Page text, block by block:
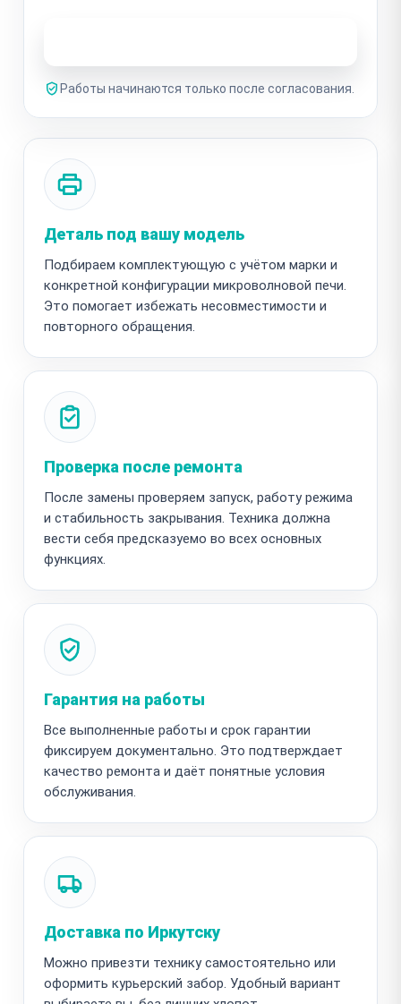
Работы начинаются только после согласования.
Деталь под вашу модель
Подбираем комплектующую с учётом марки и
конкретной конфигурации микроволновой печи.
Это помогает избежать несовместимости и
повторного обращения.
Проверка после ремонта
После замены проверяем запуск, работу режима
и стабильность закрывания. Техника должна
вести себя предсказуемо во всех основных
функциях.
Гарантия на работы
Все выполненные работы и срок гарантии
фиксируем документально. Это подтверждает
качество ремонта и даёт понятные условия
обслуживания.
Доставка по Иркутску
Можно привезти технику самостоятельно или
оформить курьерский забор. Удобный вариант